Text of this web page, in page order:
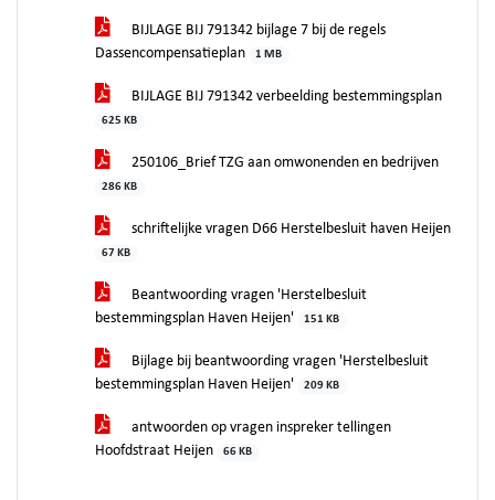
BIJLAGE BIJ 791342 bijlage 7 bij de regels
Dassencompensatieplan
1 MB
BIJLAGE BIJ 791342 verbeelding bestemmingsplan
625 KB
250106_Brief TZG aan omwonenden en bedrijven
286 KB
schriftelijke vragen D66 Herstelbesluit haven Heijen
67 KB
Beantwoording vragen 'Herstelbesluit
bestemmingsplan Haven Heijen'
151 KB
Bijlage bij beantwoording vragen 'Herstelbesluit
bestemmingsplan Haven Heijen'
209 KB
antwoorden op vragen inspreker tellingen
Hoofdstraat Heijen
66 KB